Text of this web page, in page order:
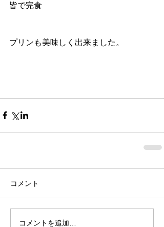
皆で完食
プリンも美味しく出来ました。
コメント
コメントを追加…